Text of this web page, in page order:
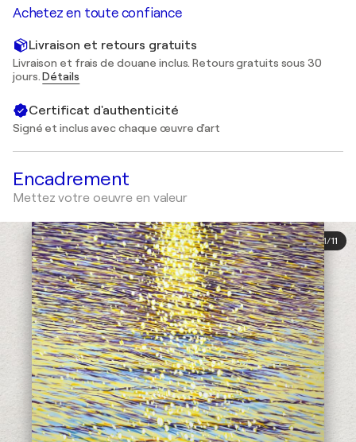
Achetez en toute confiance
Livraison et retours gratuits
Livraison et frais de douane inclus. Retours gratuits sous 30
jours.Détails
Certificat d'authenticité
Signé et inclus avec chaque œuvre d'art
Encadrement
Mettez votre oeuvre en valeur
1/11